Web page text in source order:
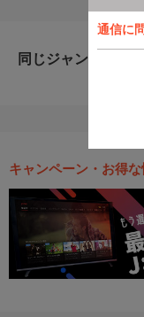
通信に
同じジャンルのおす
キャンペーン・お得な